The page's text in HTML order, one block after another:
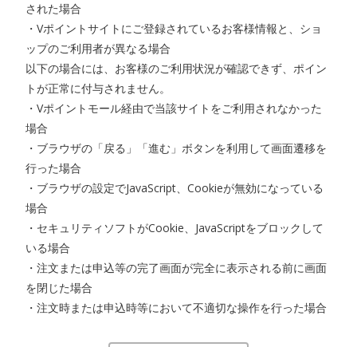
された場合
・Vポイントサイトにご登録されているお客様情報と、ショ
ップのご利用者が異なる場合
以下の場合には、お客様のご利用状況が確認できず、ポイン
トが正常に付与されません。
・Vポイントモール経由で当該サイトをご利用されなかった
場合
・ブラウザの「戻る」「進む」ボタンを利用して画面遷移を
行った場合
・ブラウザの設定でJavaScript、Cookieが無効になっている
場合
・セキュリティソフトがCookie、JavaScriptをブロックして
いる場合
・注文または申込等の完了画面が完全に表示される前に画面
を閉じた場合
・注文時または申込時等において不適切な操作を行った場合